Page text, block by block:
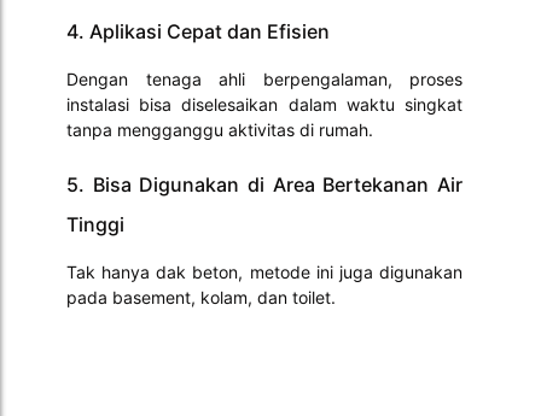
4. Aplikasi Cepat dan Efisien
Dengan tenaga ahli berpengalaman, proses
instalasi bisa diselesaikan dalam waktu singkat
tanpa mengganggu aktivitas di rumah.
5. Bisa Digunakan di Area Bertekanan Air
Tinggi
Tak hanya dak beton, metode ini juga digunakan
pada basement, kolam, dan toilet.